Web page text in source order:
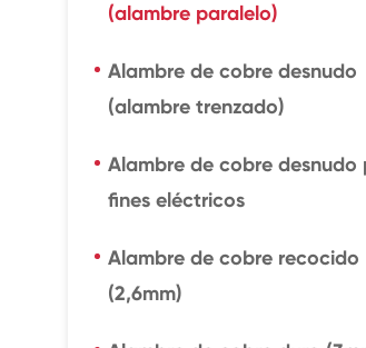
(alambre paralelo)
Alambre de cobre desnudo
(alambre trenzado)
Alambre de cobre desnudo
fines eléctricos
Alambre de cobre recocido
(2,6mm)